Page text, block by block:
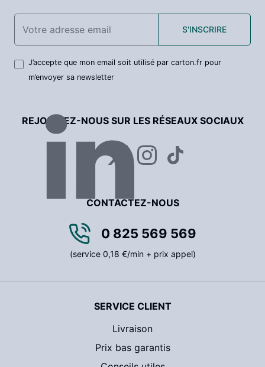
S'INSCRIRE
J’accepte que mon email soit utilisé par carton.fr pour
m’envoyer sa newsletter
REJOIGNEZ-NOUS SUR LES RÉSEAUX SOCIAUX
CONTACTEZ-NOUS
0 825 569 569
(service 0,18 €/min + prix appel)
SERVICE CLIENT
Livraison
Prix bas garantis